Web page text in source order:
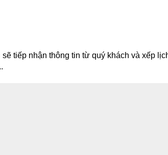
tiếp nhận thông tin từ quý khách và xếp